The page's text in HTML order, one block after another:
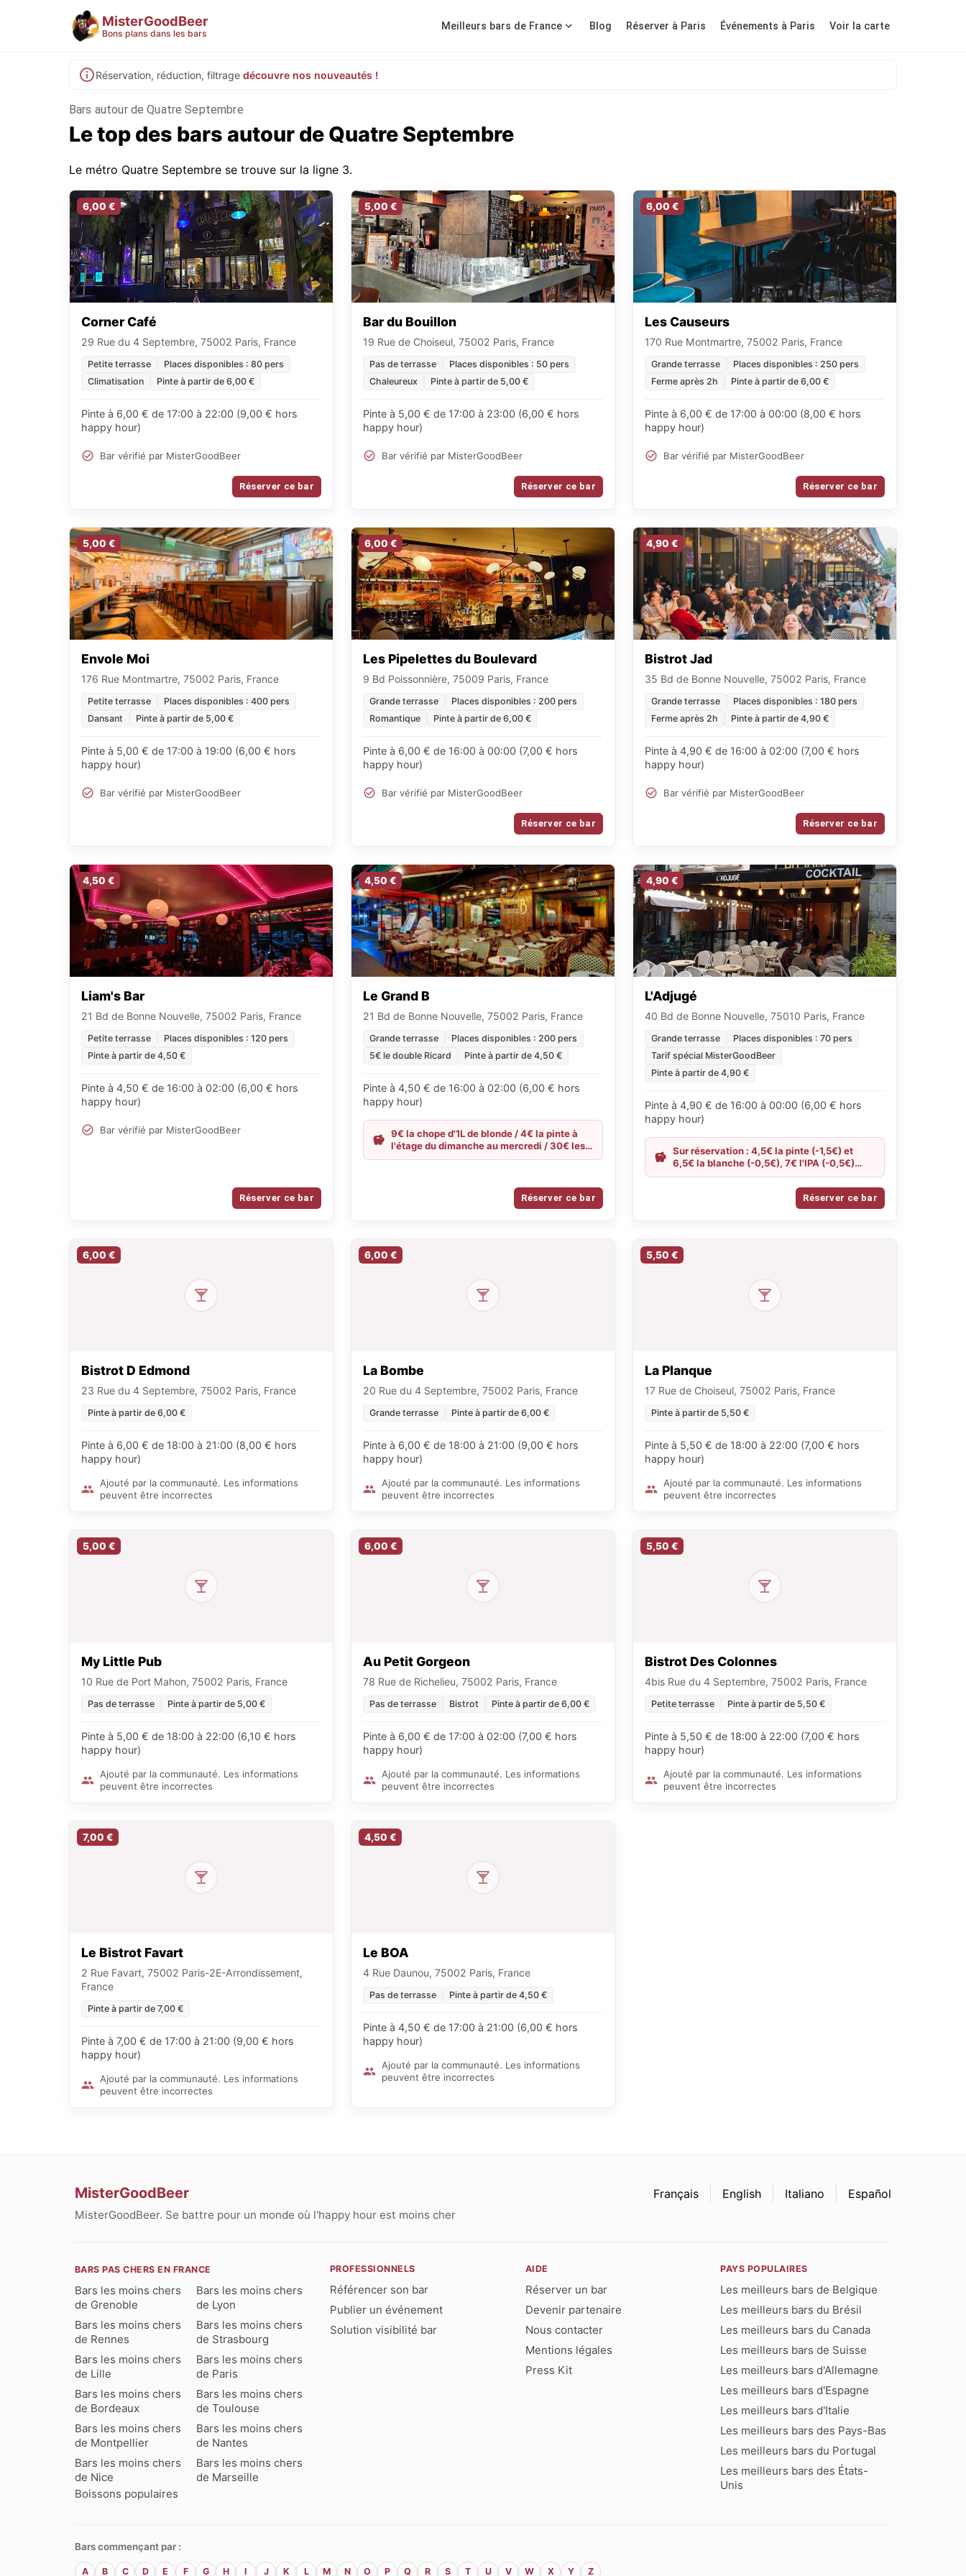
MisterGoodBeer
Bons plans dans les bars
Meilleurs bars de France Blog Réserver à Paris Événements à Paris Voir la carte
Réservation, réduction, filtrage découvre nos nouveautés !
Bars autour de Quatre Septembre
Le top des bars autour de Quatre Septembre
Le métro Quatre Septembre se trouve sur la ligne 3.
6,00 €
Corner Café
29 Rue du 4 Septembre, 75002 Paris, France
Petite terrasse
Places disponibles : 80 pers
Climatisation
Pinte à partir de 6,00 €
Pinte à 6,00 € de 17:00 à 22:00 (9,00 € hors
happy hour)
Bar vérifié par MisterGoodBeer
Réserver ce bar
5,00 €
Bar du Bouillon
19 Rue de Choiseul, 75002 Paris, France
Pas de terrasse
Places disponibles : 50 pers
Chaleureux
Pinte à partir de 5,00 €
Pinte à 5,00 € de 17:00 à 23:00 (6,00 € hors
happy hour)
Bar vérifié par MisterGoodBeer
Réserver ce bar
6,00 €
Les Causeurs
170 Rue Montmartre, 75002 Paris, France
Grande terrasse
Places disponibles : 250 pers
Ferme après 2h
Pinte à partir de 6,00 €
Pinte à 6,00 € de 17:00 à 00:00 (8,00 € hors
happy hour)
Bar vérifié par MisterGoodBeer
Réserver ce bar
5,00 €
Envole Moi
176 Rue Montmartre, 75002 Paris, France
Petite terrasse
Places disponibles : 400 pers
Dansant
Pinte à partir de 5,00 €
Pinte à 5,00 € de 17:00 à 19:00 (6,00 € hors
happy hour)
Bar vérifié par MisterGoodBeer
6,00 €
Les Pipelettes du Boulevard
9 Bd Poissonnière, 75009 Paris, France
Grande terrasse
Places disponibles : 200 pers
Romantique
Pinte à partir de 6,00 €
Pinte à 6,00 € de 16:00 à 00:00 (7,00 € hors
happy hour)
Bar vérifié par MisterGoodBeer
Réserver ce bar
4,90 €
Bistrot Jad
35 Bd de Bonne Nouvelle, 75002 Paris, France
Grande terrasse
Places disponibles : 180 pers
Ferme après 2h
Pinte à partir de 4,90 €
Pinte à 4,90 € de 16:00 à 02:00 (7,00 € hors
happy hour)
Bar vérifié par MisterGoodBeer
Réserver ce bar
4,50 €
Liam's Bar
21 Bd de Bonne Nouvelle, 75002 Paris, France
Petite terrasse
Places disponibles : 120 pers
Pinte à partir de 4,50 €
Pinte à 4,50 € de 16:00 à 02:00 (6,00 € hors
happy hour)
Bar vérifié par MisterGoodBeer
Réserver ce bar
4,50 €
Le Grand B
21 Bd de Bonne Nouvelle, 75002 Paris, France
Grande terrasse
Places disponibles : 200 pers
5€ le double Ricard
Pinte à partir de 4,50 €
Pinte à 4,50 € de 16:00 à 02:00 (6,00 € hors
happy hour)
9€ la chope d'1L de blonde / 4€ la pinte à
l'étage du dimanche au mercredi / 30€ les
15 shots
Réserver ce bar
4,90 €
L'Adjugé
40 Bd de Bonne Nouvelle, 75010 Paris, France
Grande terrasse
Places disponibles : 70 pers
Tarif spécial MisterGoodBeer
Pinte à partir de 4,90 €
Pinte à 4,90 € de 16:00 à 00:00 (6,00 € hors
happy hour)
Sur réservation : 4,5€ la pinte (-1,5€) et
6,5€ la blanche (-0,5€), 7€ l'IPA (-0,5€)
jusqu'à minuit
Réserver ce bar
6,00 €
Bistrot D Edmond
23 Rue du 4 Septembre, 75002 Paris, France
Pinte à partir de 6,00 €
Pinte à 6,00 € de 18:00 à 21:00 (8,00 € hors
happy hour)
Ajouté par la communauté. Les informations
peuvent être incorrectes
6,00 €
La Bombe
20 Rue du 4 Septembre, 75002 Paris, France
Grande terrasse Pinte à partir de 6,00 €
Pinte à 6,00 € de 18:00 à 21:00 (9,00 € hors
happy hour)
Ajouté par la communauté. Les informations
peuvent être incorrectes
5,50 €
La Planque
17 Rue de Choiseul, 75002 Paris, France
Pinte à partir de 5,50 €
Pinte à 5,50 € de 18:00 à 22:00 (7,00 € hors
happy hour)
Ajouté par la communauté. Les informations
peuvent être incorrectes
5,00 €
My Little Pub
10 Rue de Port Mahon, 75002 Paris, France
Pas de terrasse Pinte à partir de 5,00 €
Pinte à 5,00 € de 18:00 à 22:00 (6,10 € hors
happy hour)
Ajouté par la communauté. Les informations
peuvent être incorrectes
6,00 €
Au Petit Gorgeon
78 Rue de Richelieu, 75002 Paris, France
Pas de terrasse Bistrot Pinte à partir de 6,00 €
Pinte à 6,00 € de 17:00 à 02:00 (7,00 € hors
happy hour)
Ajouté par la communauté. Les informations
peuvent être incorrectes
5,50 €
Bistrot Des Colonnes
4bis Rue du 4 Septembre, 75002 Paris, France
Petite terrasse Pinte à partir de 5,50 €
Pinte à 5,50 € de 18:00 à 22:00 (7,00 € hors
happy hour)
Ajouté par la communauté. Les informations
peuvent être incorrectes
7,00 €
Le Bistrot Favart
2 Rue Favart, 75002 Paris-2E-Arrondissement,
France
Pinte à partir de 7,00 €
Pinte à 7,00 € de 17:00 à 21:00 (9,00 € hors
happy hour)
Ajouté par la communauté. Les informations
peuvent être incorrectes
4,50 €
Le BOA
4 Rue Daunou, 75002 Paris, France
Pas de terrasse Pinte à partir de 4,50 €
Pinte à 4,50 € de 17:00 à 21:00 (6,00 € hors
happy hour)
Ajouté par la communauté. Les informations
peuvent être incorrectes
MisterGoodBeer
MisterGoodBeer. Se battre pour un monde où l'happy hour est moins cher
Français English Italiano Español
BARS PAS CHERS EN FRANCE
Bars les moins chers
de Grenoble
Bars les moins chers
de Lyon
Bars les moins chers
de Rennes
Bars les moins chers
de Strasbourg
Bars les moins chers
de Lille
Bars les moins chers
de Paris
Bars les moins chers
de Bordeaux
Bars les moins chers
de Toulouse
Bars les moins chers
de Montpellier
Bars les moins chers
de Nantes
Bars les moins chers
de Nice
Bars les moins chers
de Marseille
Boissons populaires
PROFESSIONNELS
Référencer son bar
Publier un événement
Solution visibilité bar
AIDE
Réserver un bar
Devenir partenaire
Nous contacter
Mentions légales
Press Kit
PAYS POPULAIRES
Les meilleurs bars de Belgique
Les meilleurs bars du Brésil
Les meilleurs bars du Canada
Les meilleurs bars de Suisse
Les meilleurs bars d'Allemagne
Les meilleurs bars d'Espagne
Les meilleurs bars d'Italie
Les meilleurs bars des Pays-Bas
Les meilleurs bars du Portugal
Les meilleurs bars des États-
Unis
Bars commençant par :
A B C D E F G H I J K L M N O P Q R S T U V W X Y Z